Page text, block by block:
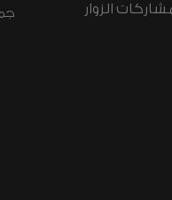
الزوار